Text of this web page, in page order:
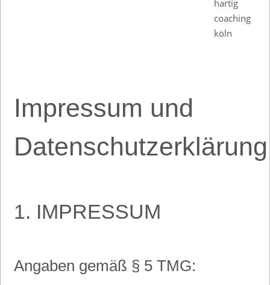
Impressum und
Datenschutzerklärung
1. IMPRESSUM
Angaben gemäß § 5 TMG: